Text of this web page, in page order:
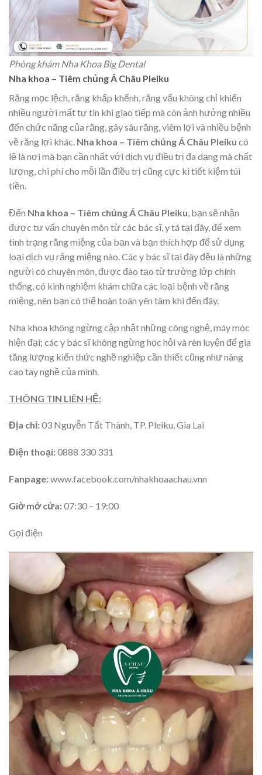
Phòng khám Nha Khoa Big Dental
Nha khoa – Tiêm chủng Á Châu Pleiku
Răng mọc lệch, răng khấp khểnh, răng vẩu không chỉ khiến
nhiều người mất tự tin khi giao tiếp mà còn ảnh hưởng nhiều
đến chức năng của răng, gây sâu răng, viêm lợi và nhiều bệnh
về răng lợi khác. Nha khoa – Tiêm chủng Á Châu Pleiku có
lẽ là nơi mà bạn cần nhất với dịch vụ điều trị đa dạng mà chất
lượng, chi phí cho mỗi lần điều trị cũng cực kì tiết kiệm túi
tiền.
Đến Nha khoa – Tiêm chủng Á Châu Pleiku, bạn sẽ nhận
được tư vấn chuyên môn từ các bác sĩ, y tá tại đây, để xem
tình trạng răng miệng của bạn và bạn thích hợp để sử dụng
loại dịch vụ răng miệng nào. Các y bác sĩ tại đây đều là những
người có chuyên môn, được đào tạo từ trường lớp chính
thống, có kinh nghiệm khám chữa các loại bệnh về răng
miệng, nên bạn có thể hoàn toàn yên tâm khi đến đây.
Nha khoa không ngừng cập nhật những công nghệ, máy móc
hiện đại; các y bác sĩ không ngừng học hỏi và rèn luyện để gia
tăng lượng kiến thức nghề nghiệp cần thiết cũng như nâng
cao tay nghề của mình.
THÔNG TIN LIÊN HỆ:
Địa chỉ:03 Nguyễn Tất Thành, TP. Pleiku, Gia Lai
Điện thoại:0888 330 331
Fanpage:www.facebook.com/nhakhoaachau.vnn
Giờ mở cửa:07:30 – 19:00
Gọi điện